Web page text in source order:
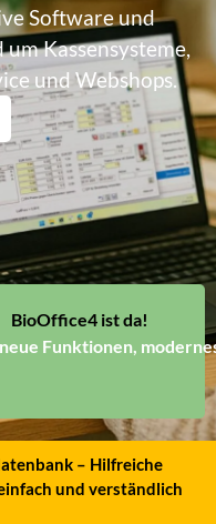
Software und
Kassensysteme,
und Webshops.
BioOffice4 ist da!
Funktionen,
– Hilfreiche
und verständlich